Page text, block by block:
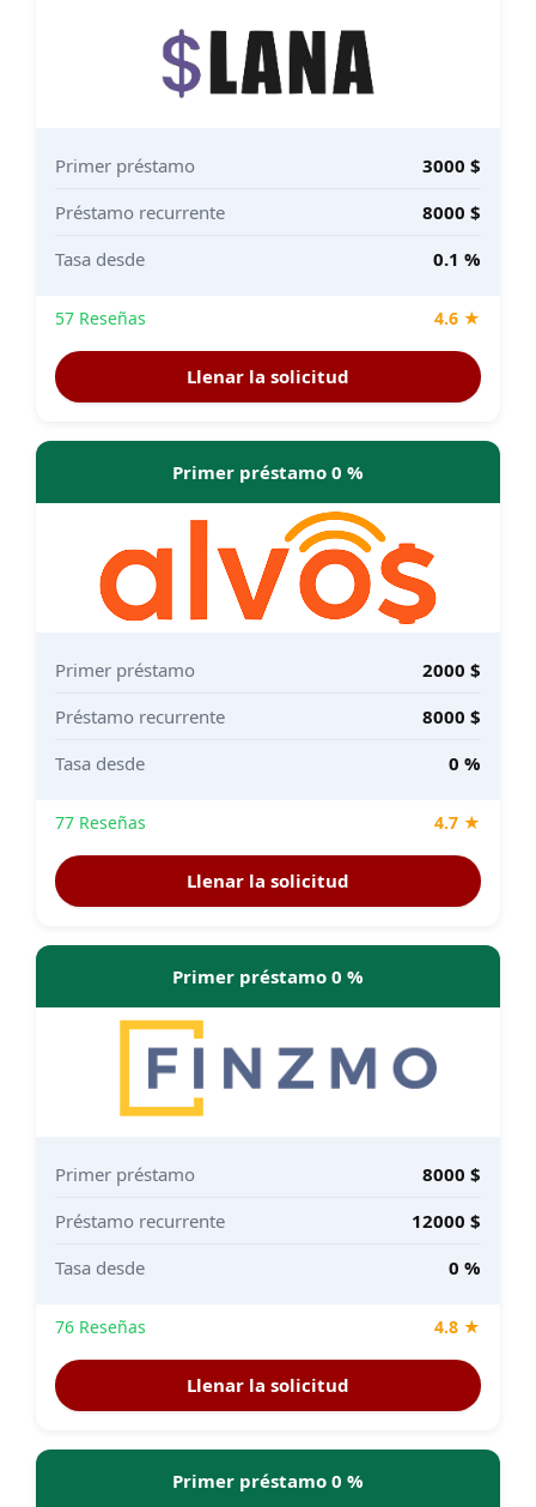
Primer préstamo
3000 $
Préstamo recurrente
8000 $
Tasa desde
0.1 %
57 Reseñas 4.6 ★
Llenar la solicitud
Primer préstamo 0 %
Primer préstamo
2000 $
Préstamo recurrente
8000 $
Tasa desde
0 %
77 Reseñas 4.7 ★
Llenar la solicitud
Primer préstamo 0 %
Primer préstamo
8000 $
Préstamo recurrente
12000 $
Tasa desde
0 %
76 Reseñas 4.8 ★
Llenar la solicitud
Primer préstamo 0 %